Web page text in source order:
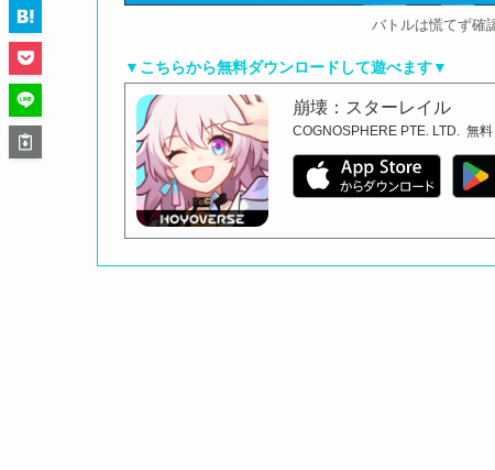
バトルは慌てず確
▼こちらから無料ダウンロードして遊べます▼
崩壊：スターレイル
COGNOSPHERE PTE. LTD. 無料